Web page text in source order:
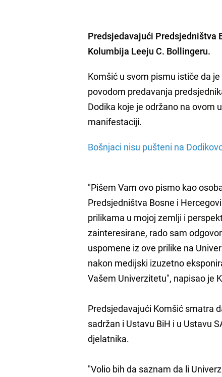
Predsjedavajući Predsjedništva
Kolumbija Leeju C. Bollingeru.
Komšić u svom pismu ističe da
povodom predavanja
Dodika koje je održano na ovom
manifestaciji.
Bošnjaci nisu pušteni na
"Pišem Vam ovo pismo kao
Predsjedništva Bosne i
prilikama u mojoj zemlji i
zainteresirane, rado sam
uspomene iz ove prilike na
nakon medijski izuzetno
Vašem Univerzitetu", napisao je
Predsjedavajući Komšić smatra
sadržan i Ustavu BiH i u Ustavu
djelatnika.
"Volio bih da saznam da li